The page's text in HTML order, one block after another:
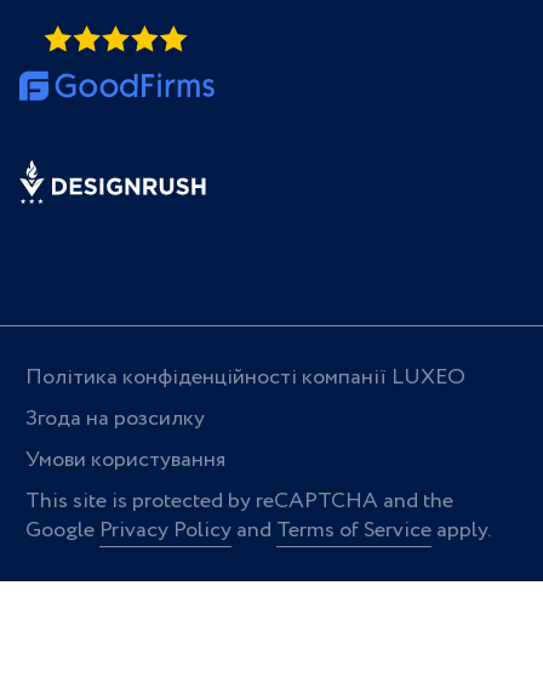
Політика конфіденційності компанії LUXEO
Згода на розсилку
Умови користування
This site is protected by reCAPTCHA and the
Google Privacy Policyand Terms of Serviceapply.